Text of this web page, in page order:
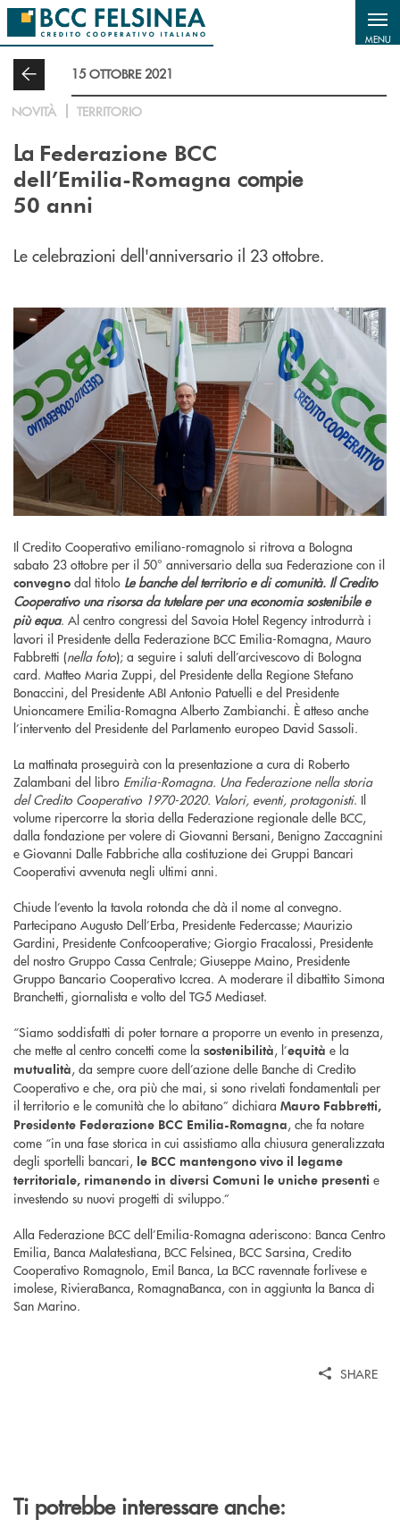
Salta al contenuto principale
MENU
15 OTTOBRE 2021
NOVITÀ TERRITORIO
La Federazione BCC
dell’Emilia-Romagna compie
50 anni
Le celebrazioni dell'anniversario il 23 ottobre.
Il Credito Cooperativo emiliano-romagnolo si ritrova a Bologna
sabato 23 ottobre per il 50° anniversario della sua Federazione con il
convegno dal titolo Le banche del territorio e di comunità. Il Credito
Cooperativo una risorsa da tutelare per una economia sostenibile e
più equa. Al centro congressi del Savoia Hotel Regency introdurrà i
lavori il Presidente della Federazione BCC Emilia-Romagna, Mauro
Fabbretti (nella foto); a seguire i saluti dell’arcivescovo di Bologna
card. Matteo Maria Zuppi, del Presidente della Regione Stefano
Bonaccini, del Presidente ABI Antonio Patuelli e del Presidente
Unioncamere Emilia-Romagna Alberto Zambianchi. È atteso anche
l’intervento del Presidente del Parlamento europeo David Sassoli.
La mattinata proseguirà con la presentazione a cura di Roberto
Zalambani del libro Emilia-Romagna. Una Federazione nella storia
del Credito Cooperativo 1970-2020. Valori, eventi, protagonisti. Il
volume ripercorre la storia della Federazione regionale delle BCC,
dalla fondazione per volere di Giovanni Bersani, Benigno Zaccagnini
e Giovanni Dalle Fabbriche alla costituzione dei Gruppi Bancari
Cooperativi avvenuta negli ultimi anni.
Chiude l’evento la tavola rotonda che dà il nome al convegno.
Partecipano Augusto Dell’Erba, Presidente Federcasse; Maurizio
Gardini, Presidente Confcooperative; Giorgio Fracalossi, Presidente
del nostro Gruppo Cassa Centrale; Giuseppe Maino, Presidente
Gruppo Bancario Cooperativo Iccrea. A moderare il dibattito Simona
Branchetti, giornalista e volto del TG5 Mediaset.
“Siamo soddisfatti di poter tornare a proporre un evento in presenza,
che mette al centro concetti come la sostenibilità, l’equità e la
mutualità, da sempre cuore dell’azione delle Banche di Credito
Cooperativo e che, ora più che mai, si sono rivelati fondamentali per
il territorio e le comunità che lo abitano” dichiara Mauro Fabbretti,
Presidente Federazione BCC Emilia-Romagna, che fa notare
come “in una fase storica in cui assistiamo alla chiusura generalizzata
degli sportelli bancari, le BCC mantengono vivo il legame
territoriale, rimanendo in diversi Comuni le uniche presenti e
investendo su nuovi progetti di sviluppo.”
Alla Federazione BCC dell’Emilia-Romagna aderiscono: Banca Centro
Emilia, Banca Malatestiana, BCC Felsinea, BCC Sarsina, Credito
Cooperativo Romagnolo, Emil Banca, La BCC ravennate forlivese e
imolese, RivieraBanca, RomagnaBanca, con in aggiunta la Banca di
San Marino.
SHARE
Ti potrebbe interessare anche: